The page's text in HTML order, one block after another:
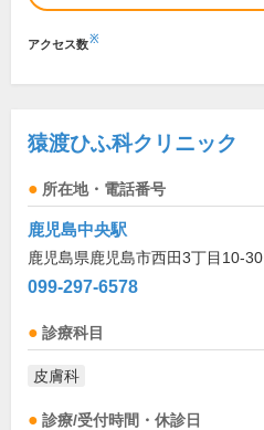
アクセス数※
猿渡ひふ科クリニック
所在地・電話番号
鹿児島中央駅
鹿児島県鹿児島市西田3丁目10-30
099-297-6578
診療科目
皮膚科
診療/受付時間・休診日